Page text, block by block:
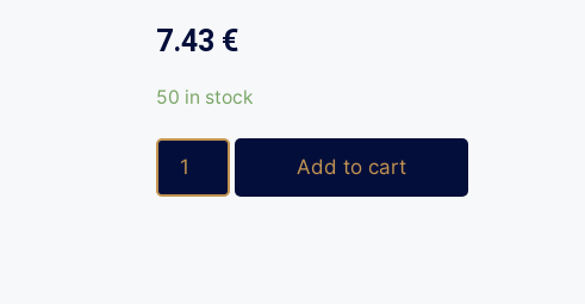
7.43 €
50 in stock
Add to cart